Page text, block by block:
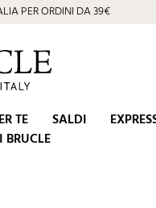
PER ORDINI DA 39€
TE SALDI